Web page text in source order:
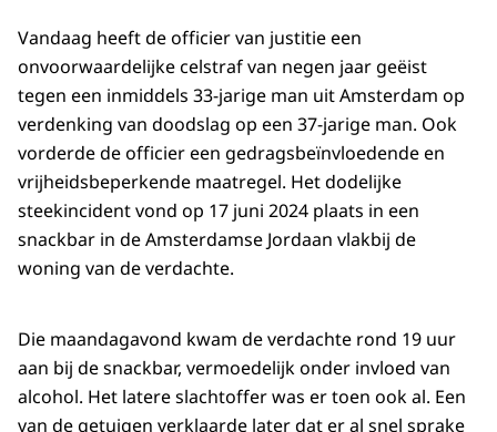
Vandaag heeft de officier van justitie een
onvoorwaardelijke celstraf van negen jaar geëist
tegen een inmiddels 33-jarige man uit Amsterdam op
verdenking van doodslag op een 37-jarige man. Ook
vorderde de officier een gedragsbeïnvloedende en
vrijheidsbeperkende maatregel. Het dodelijke
steekincident vond op 17 juni 2024 plaats in een
snackbar in de Amsterdamse Jordaan vlakbij de
woning van de verdachte.
Die maandagavond kwam de verdachte rond 19 uur
aan bij de snackbar, vermoedelijk onder invloed van
alcohol. Het latere slachtoffer was er toen ook al. Een
van de getuigen verklaarde later dat er al snel sprake